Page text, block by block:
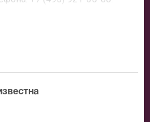
с Вами свяжется
заказать билет и утвердит